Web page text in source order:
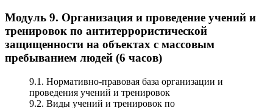
Модуль 9. Организация и проведение учений и
тренировок по антитеррористической
защищенности на объектах с массовым
пребыванием людей (6 часов)
9.1. Нормативно-правовая база организации и
проведения учений и тренировок
9.2. Виды учений и тренировок по